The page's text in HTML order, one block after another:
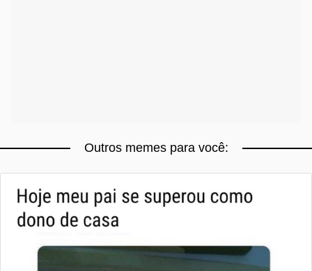
Outros memes para você: